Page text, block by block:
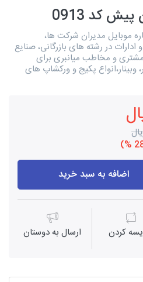
کد 0913
19244 عدد شماره موبایل مدیران شرکت ها،
در رشته های بازرگانی، صنایع
و مخاطب میانبری برای
وبینار،انواع پکیج و ورکشاپ های
اضافه به سبد خرید
كردن ارسال به دوستان